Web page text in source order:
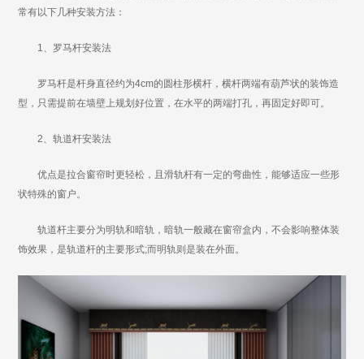
常有以下几种安装方法：
1、罗马杆安装法
罗马杆是杆身直径约为4cm的圆柱形横杆，横杆两端有葫芦状的装饰造
型，只需提前在墙壁上规划好位置，在水平的两端打孔，再固定好即可。
2、轨道杆安装法
优点是拉合窗帘时更轻松，且滑轨杆有一定的弯曲性，能够适应一些形
状特殊的窗户。
轨道杆主要分为明轨和暗轨，暗轨一般藏在窗帘盒内，不会影响整体装
饰效果，是轨道杆的主要形式;而明轨则是装在外面。